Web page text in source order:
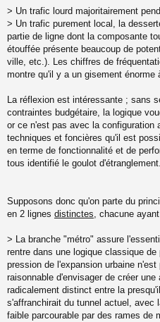
a
g
e
n
o
n
u
> Un trafic lourd majoritairement
> Un trafic purement local, la
partie de ligne dont la composante
étouffée présente beaucoup de
ville, etc.). Les chiffres de
montre qu'il y a un gisement énorme
La réflexion est intéressante ; sans
contraintes budgétaire, la logique
or ce n'est pas avec la configuration
techniques et foncières qu'il est
en terme de fonctionnalité et de
tous identifié le goulot
Supposons donc qu'on parte du
en 2 lignes distinctes, chacune
> La branche "métro" assure
rentre dans une logique classique
pression de l'expansion urbaine
raisonnable d'envisager de créer
radicalement distinct entre la
s'affranchirait du tunnel actuel, avec
faible parcourable par des rames de